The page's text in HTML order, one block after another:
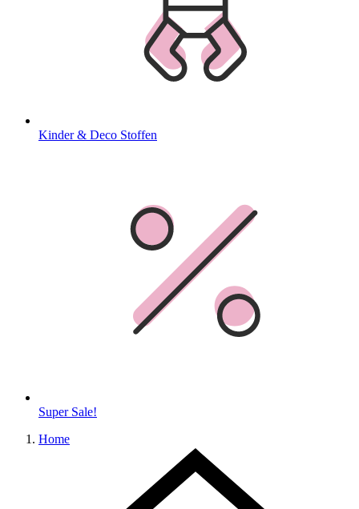
Kinder & Deco Stoffen
Super Sale!
Home